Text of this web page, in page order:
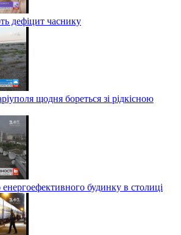
дефіцит часнику
щодня бореться зі рідкісною
будинку в столиці